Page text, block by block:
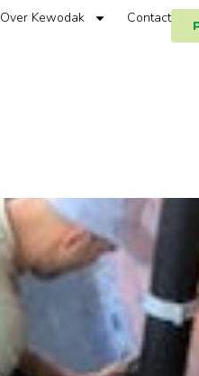
Over Kewodak Contact